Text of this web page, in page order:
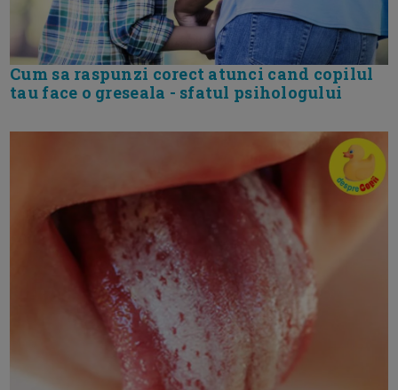
Cum sa raspunzi corect atunci cand copilul
tau face o greseala - sfatul psihologului